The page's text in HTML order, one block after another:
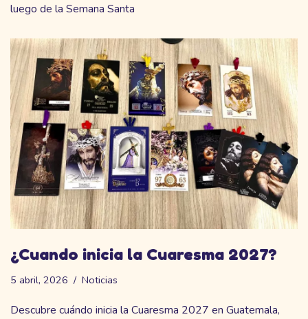
luego de la Semana Santa
¿Cuando inicia la Cuaresma 2027?
5 abril, 2026 Noticias
Descubre cuándo inicia la Cuaresma 2027 en Guatemala,